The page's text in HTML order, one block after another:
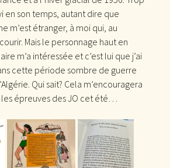
en son temps, autant dire que
m’est étranger, à moi qui, au
Mais le personnage haut en
m’a intéressée et c’est lui que j’ai
cette période sombre de guerre
Qui sait? Cela m’encouragera
épreuves des JO cet été…